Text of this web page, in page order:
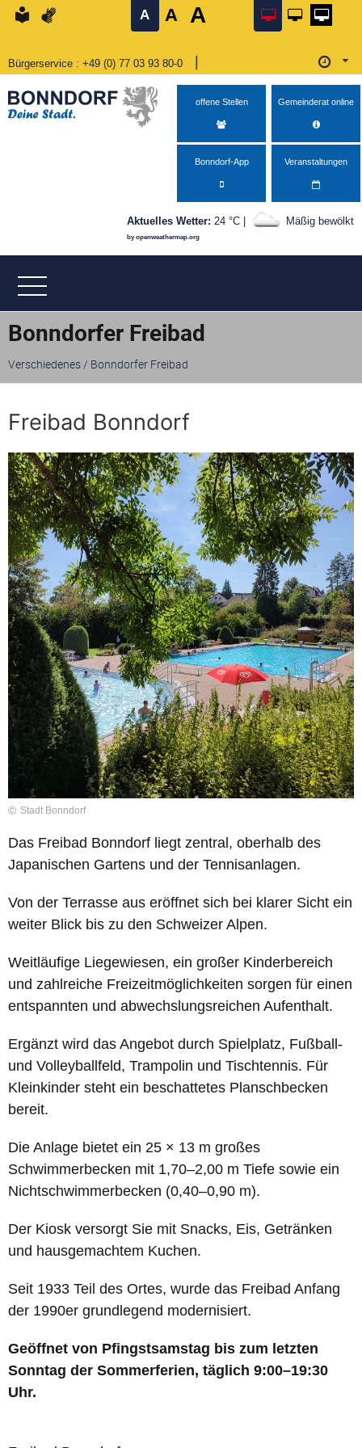
Bedienhilfe öffnen
Suche starten
Menü öffnen
zum Inhalt
zurück zum Seitenanfang
zu den Kontaktinformationen
zurück zur Startseite
Bürgerservice Telefon
: +49 (0) 77 03 93 80-0
Öffnungszeiten Montag von 08:00–12:00 Uhr und
A A A
offene Stellen Gemeinderat online
Bonndorf-App Veranstaltungen
by openweathermap.org
Aktuelles Wetter: 24 °C | Mäßig bewölkt
Bonndorfer Freibad
Verschiedenes/ Bonndorfer Freibad
Freibad Bonndorf
Stadt Bonndorf
Das Freibad Bonndorf liegt zentral, oberhalb des
Japanischen Gartens und der Tennisanlagen.
Von der Terrasse aus eröffnet sich bei klarer Sicht ein
weiter Blick bis zu den Schweizer Alpen.
Weitläufige Liegewiesen, ein großer Kinderbereich
und zahlreiche Freizeitmöglichkeiten sorgen für einen
entspannten und abwechslungsreichen Aufenthalt.
Ergänzt wird das Angebot durch Spielplatz, Fußball-
und Volleyballfeld, Trampolin und Tischtennis. Für
Kleinkinder steht ein beschattetes Planschbecken
bereit.
Die Anlage bietet ein 25 × 13 m großes
Schwimmerbecken mit 1,70–2,00 m Tiefe sowie ein
Nichtschwimmerbecken (0,40–0,90 m).
Der Kiosk versorgt Sie mit Snacks, Eis, Getränken
und hausgemachtem Kuchen.
Seit 1933 Teil des Ortes, wurde das Freibad Anfang
der 1990er grundlegend modernisiert.
Geöffnet von Pfingstsamstag bis zum letzten
Sonntag der Sommerferien, täglich 9:00–19:30
Uhr.